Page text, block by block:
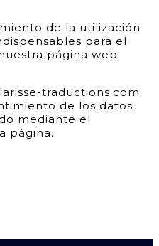
de la utilización
para el
página web:
traductions.com
de los datos
mediante el
página.